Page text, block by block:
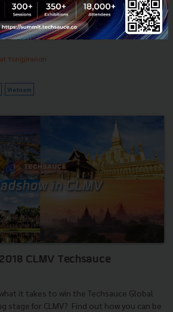
title of the CLMV Techsauce Roadshow
are not only representing one country,
different cultures of Cam...
Yongjiranon
Vietnam
CLMV Techsauce
it takes to win the Techsauce Global
stage for CLMV? Find out how you can be